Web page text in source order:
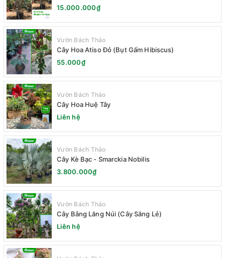
15.000.000₫
Vườn Bách Thảo
Cây Hoa Atiso Đỏ (Bụt Gấm Hibiscus)
55.000₫
Vườn Bách Thảo
Cây Hoa Huệ Tây
Liên hệ
Vườn Bách Thảo
Cây Kè Bạc - Smarckia Nobilis
3.800.000₫
Vườn Bách Thảo
Cây Bằng Lăng Núi (Cây Săng Lẻ)
Liên hệ